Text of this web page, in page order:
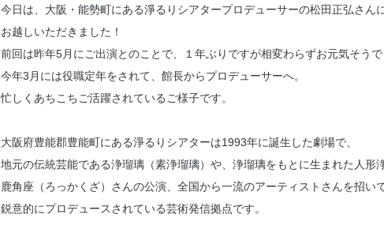
今日は、大阪・能勢町にある淨るりシアタープロデューサーの松田正弘さん
お越しいただきました！
前回は昨年5月にご出演とのことで、１年ぶりですが相変わらずお元気そうで
今年3月には役職定年をされて、館長からプロデューサーへ。
忙しくあちこちご活躍されているご様子です。
大阪府豊能郡豊能町にある淨るりシアターは1993年に誕生した劇場で、
地元の伝統芸能である浄瑠璃（素浄瑠璃）や、浄瑠璃をもとに生まれた人形
鹿角座（ろっかくざ）さんの公演、全国から一流のアーティストさんを招い
鋭意的にプロデュースされている芸術発信拠点です。